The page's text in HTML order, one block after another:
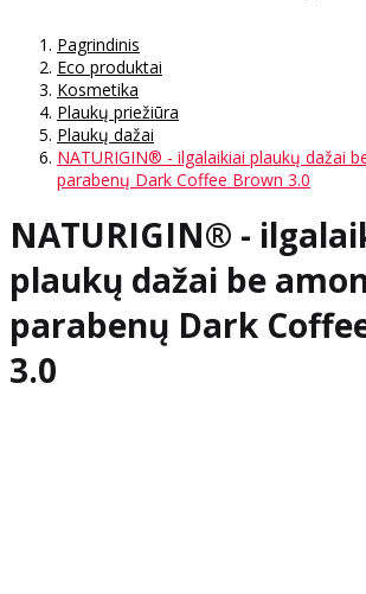
Pagrindinis
Eco produktai
Kosmetika
Plaukų priežiūra
Plaukų dažai
NATURIGIN® - ilgalaikiai plaukų dažai
parabenų Dark Coffee Brown 3.0
NATURIGIN® -
plaukų dažai be
parabenų Dark
3.0